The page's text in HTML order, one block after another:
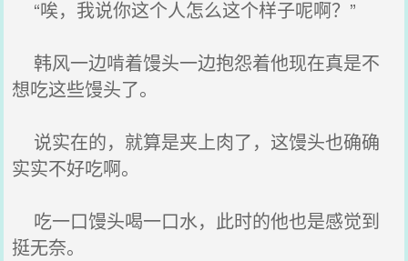
“唉，我说你这个人怎么这个样子呢啊？”
韩风一边啃着馒头一边抱怨着他现在真是不
想吃这些馒头了。
说实在的，就算是夹上肉了，这馒头也确确
实实不好吃啊。
吃一口馒头喝一口水，此时的他也是感觉到
挺无奈。